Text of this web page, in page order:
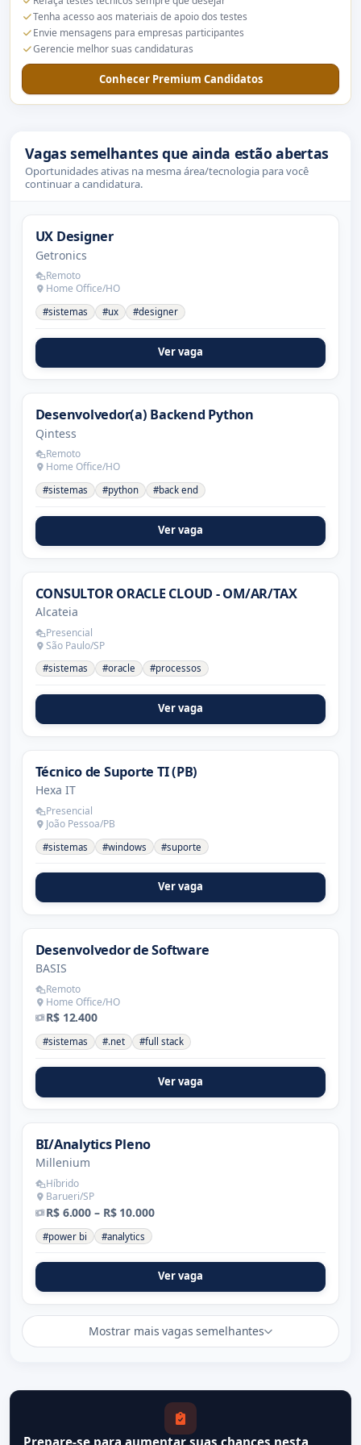
Tenha acesso aos materiais de apoio dos testes
Envie mensagens para empresas participantes
Gerencie melhor suas candidaturas
Conhecer Premium Candidatos
Vagas semelhantes que ainda estão abertas
Oportunidades ativas na mesma área/tecnologia para você
continuar a candidatura.
UX Designer
Getronics
Remoto
Home Office/HO
#sistemas #ux #designer
Ver vaga
Desenvolvedor(a) Backend Python
Qintess
Remoto
Home Office/HO
#sistemas #python #back end
Ver vaga
CONSULTOR ORACLE CLOUD - OM/AR/TAX
Alcateia
Presencial
São Paulo/SP
#sistemas #oracle #processos
Ver vaga
Técnico de Suporte TI (PB)
Hexa IT
Presencial
João Pessoa/PB
#sistemas #windows #suporte
Ver vaga
Desenvolvedor de Software
BASIS
Remoto
Home Office/HO
R$ 12.400
#sistemas #.net #full stack
Ver vaga
BI/Analytics Pleno
Millenium
Híbrido
Barueri/SP
R$ 6.000 – R$ 10.000
#power bi #analytics
Ver vaga
Mostrar mais vagas semelhantes
Prepare-se para aumentar suas chances nesta